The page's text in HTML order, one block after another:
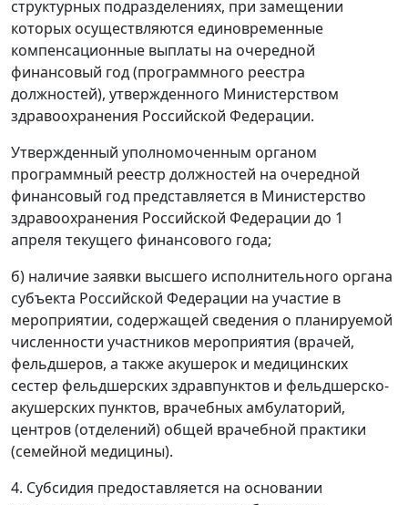
структурных подразделениях, при замещении
которых осуществляются единовременные
компенсационные выплаты на очередной
финансовый год (программного реестра
должностей), утвержденного Министерством
здравоохранения Российской Федерации.
Утвержденный уполномоченным органом
программный реестр должностей на очередной
финансовый год представляется в Министерство
здравоохранения Российской Федерации до 1
апреля текущего финансового года;
б) наличие заявки высшего исполнительного органа
субъекта Российской Федерации на участие в
мероприятии, содержащей сведения о планируемой
численности участников мероприятия (врачей,
фельдшеров, а также акушерок и медицинских
сестер фельдшерских здравпунктов и фельдшерско-
акушерских пунктов, врачебных амбулаторий,
центров (отделений) общей врачебной практики
(семейной медицины).
4. Субсидия предоставляется на основании